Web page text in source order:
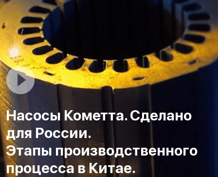
Насосы Кометта. Сделано
для России.
Этапы производственного
процесса в Китае.